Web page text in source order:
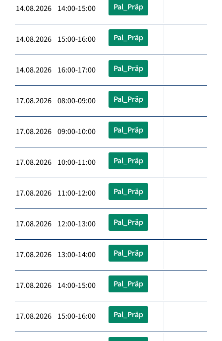
14.08.2026 14:00-15:00 Pal_Präp
14.08.2026 15:00-16:00 Pal_Präp
14.08.2026 16:00-17:00 Pal_Präp
17.08.2026 08:00-09:00 Pal_Präp
17.08.2026 09:00-10:00 Pal_Präp
17.08.2026 10:00-11:00 Pal_Präp
17.08.2026 11:00-12:00 Pal_Präp
17.08.2026 12:00-13:00 Pal_Präp
17.08.2026 13:00-14:00 Pal_Präp
17.08.2026 14:00-15:00 Pal_Präp
17.08.2026 15:00-16:00 Pal_Präp